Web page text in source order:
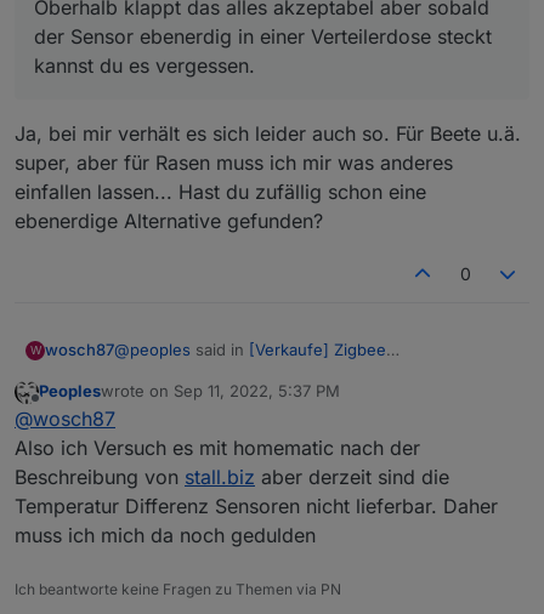
Oberhalb klappt das alles akzeptabel aber sobald
der Sensor ebenerdig in einer Verteilerdose steckt
kannst du es vergessen.
Ja, bei mir verhält es sich leider auch so. Für Beete u.ä.
super, aber für Rasen muss ich mir was anderes
einfallen lassen... Hast du zufällig schon eine
ebenerdige Alternative gefunden?
0
W wosch87@peoples said in [Verkaufe] Zigbee
Genau deswegen habe ich sie nicht mehr in
Verwendung.
Oberhalb klappt das alles akzeptabel aber
sobald der Sensor ebenerdig in einer
Verteilerdose steckt kannst du es vergessen.
Ja, bei mir verhält es sich leider auch so. Für Beete
u.ä. super, aber für Rasen muss ich mir was anderes
einfallen lassen... Hast du zufällig schon eine
ebenerdige Alternative gefunden?
Offline
Peopleswrote on Sep 11, 2022, 5:37 PM
last edited by
@wosch87
Also ich Versuch es mit homematic nach der
Beschreibung von stall.biz aber derzeit sind die
Temperatur Differenz Sensoren nicht lieferbar. Daher
muss ich mich da noch gedulden
Ich beantworte keine Fragen zu Themen via PN